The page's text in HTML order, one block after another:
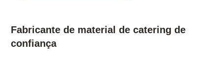
Fabricante de material de catering de
confiança